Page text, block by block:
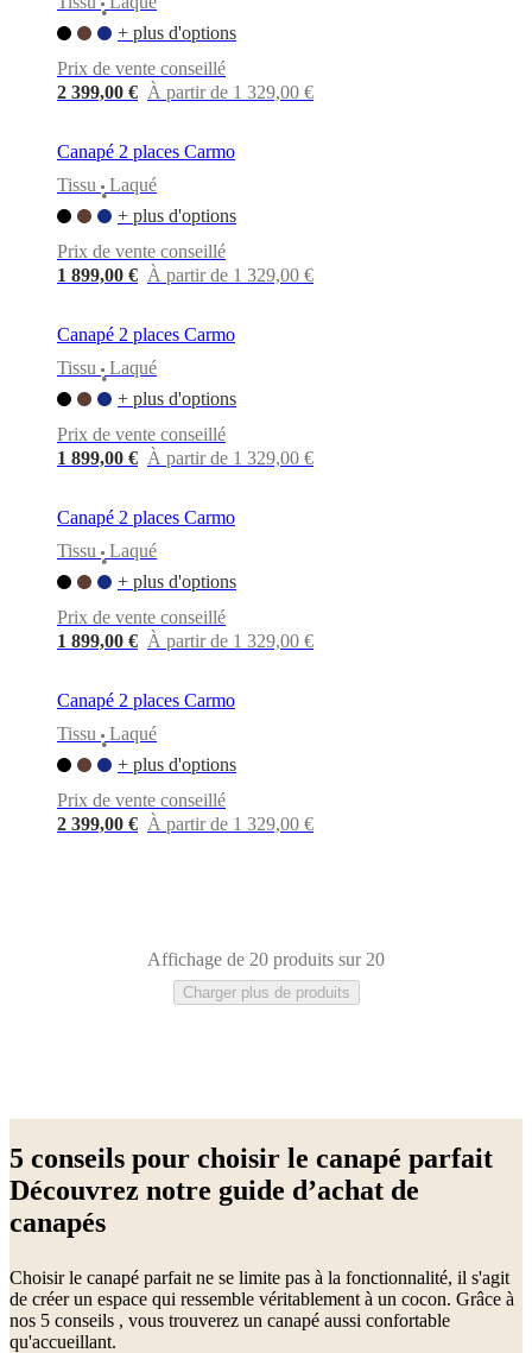
•
+ plus d'options
Prix de vente conseillé
2 399,00 € À partir de 1 329,00 €
Canapé 2 places Carmo
Tissu
•
Laqué
+ plus d'options
Prix de vente conseillé
1 899,00 € À partir de 1 329,00 €
Canapé 2 places Carmo
Tissu
•
Laqué
+ plus d'options
Prix de vente conseillé
1 899,00 € À partir de 1 329,00 €
Canapé 2 places Carmo
Tissu
•
Laqué
+ plus d'options
Prix de vente conseillé
1 899,00 € À partir de 1 329,00 €
Canapé 2 places Carmo
Tissu
•
Laqué
+ plus d'options
Prix de vente conseillé
2 399,00 € À partir de 1 329,00 €
Affichage de 20 produits sur 20
Charger plus de produits
clairBeigeVert BleuRougeGrisGris
foncéBlancJauneNoirMarronTissuMétal ChêneAcier LaquéCuirBois
5 conseils pour choisir le canapé parfait
Découvrez notre guide d’achat de
canapés
Choisir le canapé parfait ne se limite pas à la fonctionnalité, il s'agit
de créer un espace qui ressemble véritablement à un cocon. Grâce à
nos 5 conseils , vous trouverez un canapé aussi confortable
qu'accueillant.